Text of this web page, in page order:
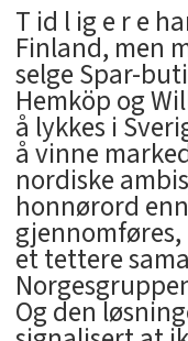
T id l ig e r e
Finland, men
selge Spar-
Hemköp og
å lykkes i
å vinne
nordiske
honnørord
et tettere
Og den